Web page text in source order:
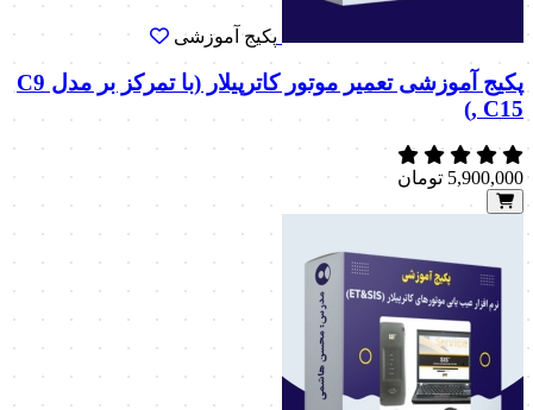
پکیج آموزشی
پکیج آموزشی تعمیر موتور کاترپیلار (با تمرکز بر مدل C9
, C15)
5,900,000 تومان